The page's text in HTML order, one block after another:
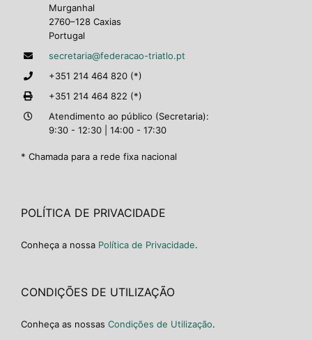
Murganhal
2760–128 Caxias
Portugal
secretaria@federacao-triatlo.pt
+351 214 464 820 (*)
+351 214 464 822 (*)
Atendimento ao público (Secretaria):
9:30 - 12:30 | 14:00 - 17:30
* Chamada para a rede fixa nacional
POLÍTICA DE PRIVACIDADE
Conheça a nossa Política de Privacidade.
CONDIÇÕES DE UTILIZAÇÃO
Conheça as nossas Condições de Utilização.